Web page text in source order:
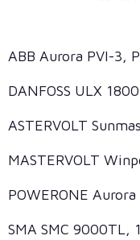
ABB Aurora PVI-3,
DANFOSS ULX
ASTERVOLT
MASTERVOLT
POWERONE Aurora
SMA SMC 9000TL,